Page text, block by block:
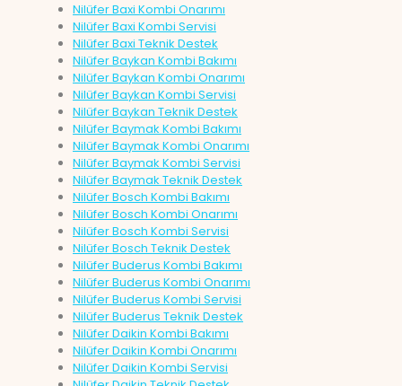
Nilüfer Baxi Kombi Onarımı
Nilüfer Baxi Kombi Servisi
Nilüfer Baxi Teknik Destek
Nilüfer Baykan Kombi Bakımı
Nilüfer Baykan Kombi Onarımı
Nilüfer Baykan Kombi Servisi
Nilüfer Baykan Teknik Destek
Nilüfer Baymak Kombi Bakımı
Nilüfer Baymak Kombi Onarımı
Nilüfer Baymak Kombi Servisi
Nilüfer Baymak Teknik Destek
Nilüfer Bosch Kombi Bakımı
Nilüfer Bosch Kombi Onarımı
Nilüfer Bosch Kombi Servisi
Nilüfer Bosch Teknik Destek
Nilüfer Buderus Kombi Bakımı
Nilüfer Buderus Kombi Onarımı
Nilüfer Buderus Kombi Servisi
Nilüfer Buderus Teknik Destek
Nilüfer Daikin Kombi Bakımı
Nilüfer Daikin Kombi Onarımı
Nilüfer Daikin Kombi Servisi